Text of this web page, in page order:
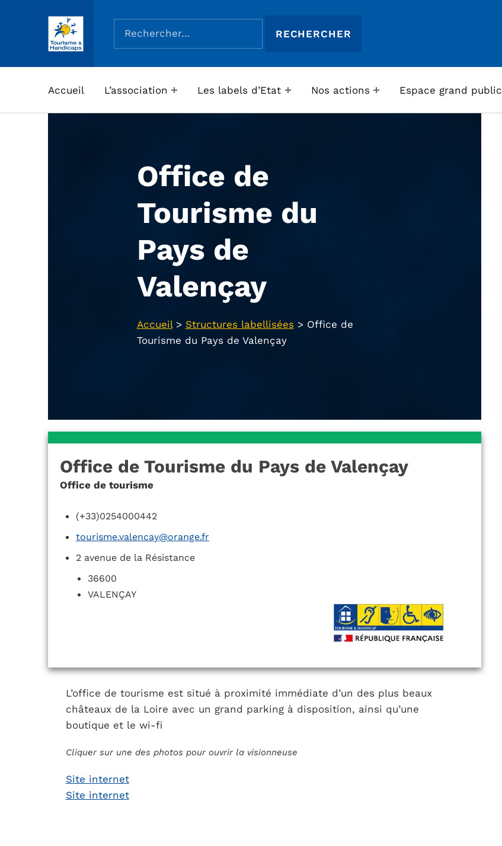
ASSOCIATION TOURISME ET HANDICAPS
Rechercher :
Accueil L’association Les labels d’Etat Nos actions Espace grand public
Office de
Tourisme du
Pays de
Valençay
Accueil> Structures labellisées > Office de
Tourisme du Pays de Valençay
Office de Tourisme du Pays de Valençay
Office de tourisme
(+33)0254000442
tourisme.valencay@orange.fr
2 avenue de la Résistance
36600
VALENÇAY
L’office de tourisme est situé à proximité immédiate d’un des plus beaux
châteaux de la Loire avec un grand parking à disposition, ainsi qu’une
boutique et le wi-fi
Cliquer sur une des photos pour ouvrir la visionneuse
Site internet
Site internet